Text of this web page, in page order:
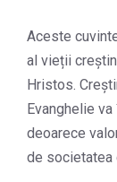
Aceste
al vieții
Hristos.
Evanghelie
deoarece
de societatea